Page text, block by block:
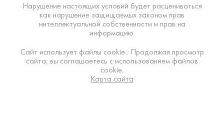
Нарушение настоящих условий будет расцениваться
как нарушение защищаемых законом прав
интеллектуальной собственности и прав на
информацию.
Сайт использует файлы cookie . Продолжая просмотр
сайта, вы соглашаетесь с использованием файлов
cookie.
Карта сайта